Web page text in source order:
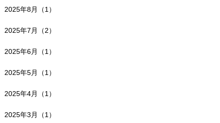
2025年8月（1）
2025年7月（2）
2025年6月（1）
2025年5月（1）
2025年4月（1）
2025年3月（1）